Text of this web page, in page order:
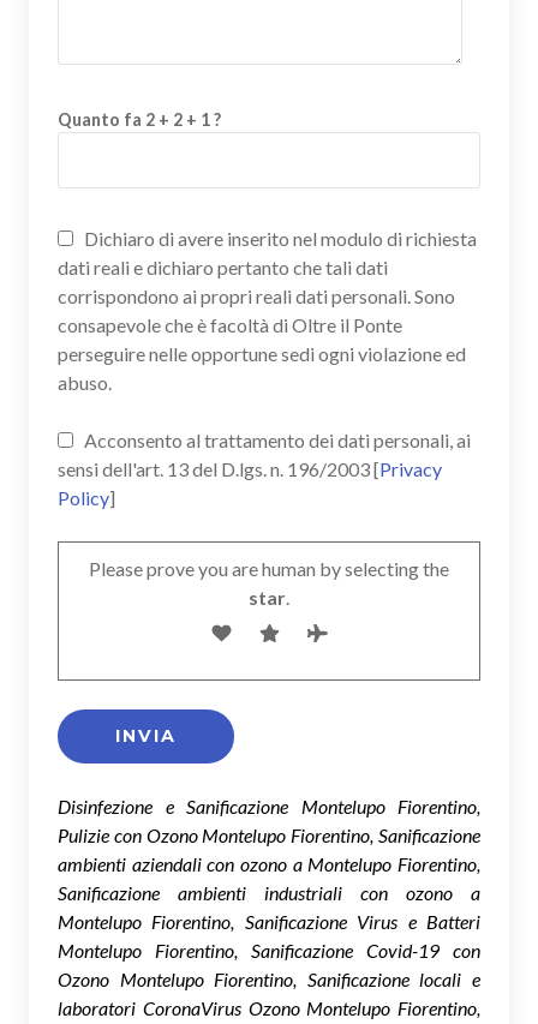
Quanto fa 2 + 2 + 1 ?
Dichiaro di avere inserito nel modulo di richiesta
dati reali e dichiaro pertanto che tali dati
corrispondono ai propri reali dati personali. Sono
consapevole che è facoltà di Oltre il Ponte
perseguire nelle opportune sedi ogni violazione ed
abuso.
Acconsento al trattamento dei dati personali, ai
sensi dell'art. 13 del D.lgs. n. 196/2003 [Privacy
Policy]
Please prove you are human by selecting the
star.
Disinfezione e Sanificazione Montelupo Fiorentino,
Pulizie con Ozono Montelupo Fiorentino, Sanificazione
ambienti aziendali con ozono a Montelupo Fiorentino,
Sanificazione ambienti industriali con ozono a
Montelupo Fiorentino, Sanificazione Virus e Batteri
Montelupo Fiorentino, Sanificazione Covid-19 con
Ozono Montelupo Fiorentino, Sanificazione locali e
laboratori CoronaVirus Ozono Montelupo Fiorentino,